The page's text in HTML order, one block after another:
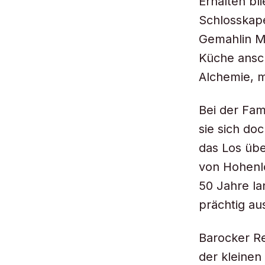
Gemahlin
Küche
Alchemie,
Bei der
sie sich
das Los
von
50 Jahre
prächtig
Barocker
der